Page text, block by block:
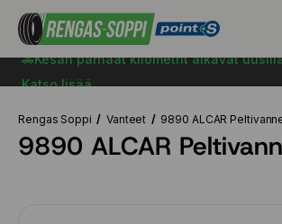
🚗Kesän parhaat kilometrit alkavat
Katso lisää
Rengas Soppi Vanteet 9890 ALCAR
9890 ALCAR